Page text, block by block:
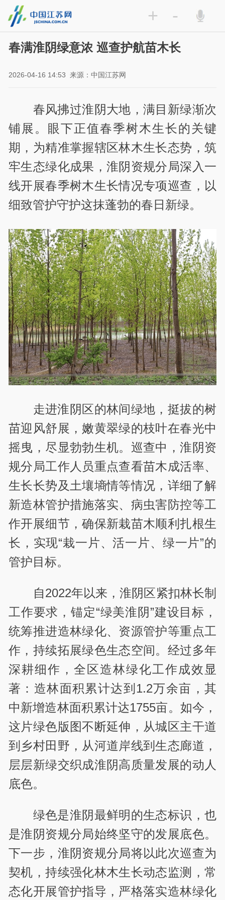
+ -
春满淮阴绿意浓 巡查护航苗木长
2026-04-16 14:53 来源：中国江苏网
春风拂过淮阴大地，满目新绿渐次
铺展。眼下正值春季树木生长的关键
期，为精准掌握辖区林木生长态势，筑
牢生态绿化成果，淮阴资规分局深入一
线开展春季树木生长情况专项巡查，以
细致管护守护这抹蓬勃的春日新绿。
走进淮阴区的林间绿地，挺拔的树
苗迎风舒展，嫩黄翠绿的枝叶在春光中
摇曳，尽显勃勃生机。巡查中，淮阴资
规分局工作人员重点查看苗木成活率、
生长长势及土壤墒情等情况，详细了解
新造林管护措施落实、病虫害防控等工
作开展细节，确保新栽苗木顺利扎根生
长，实现“栽一片、活一片、绿一片”的
管护目标。
自2022年以来，淮阴区紧扣林长制
工作要求，锚定“绿美淮阴”建设目标，
统筹推进造林绿化、资源管护等重点工
作，持续拓展绿色生态空间。经过多年
深耕细作，全区造林绿化工作成效显
著：造林面积累计达到1.2万余亩，其
中新增造林面积累计达1755亩。如今，
这片绿色版图不断延伸，从城区主干道
到乡村田野，从河道岸线到生态廊道，
层层新绿交织成淮阴高质量发展的动人
底色。
绿色是淮阴最鲜明的生态标识，也
是淮阴资规分局始终坚守的发展底色。
下一步，淮阴资规分局将以此次巡查为
契机，持续强化林木生长动态监测，常
态化开展管护指导，严格落实造林绿化